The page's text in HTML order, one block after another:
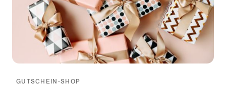
GUTSCHEIN-SHOP